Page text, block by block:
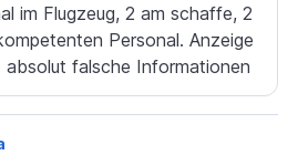
im Flugzeug, 2 am schaffe, 2
Personal. Anzeige
absolut falsche Informationen
der Tafel in der öffentliche